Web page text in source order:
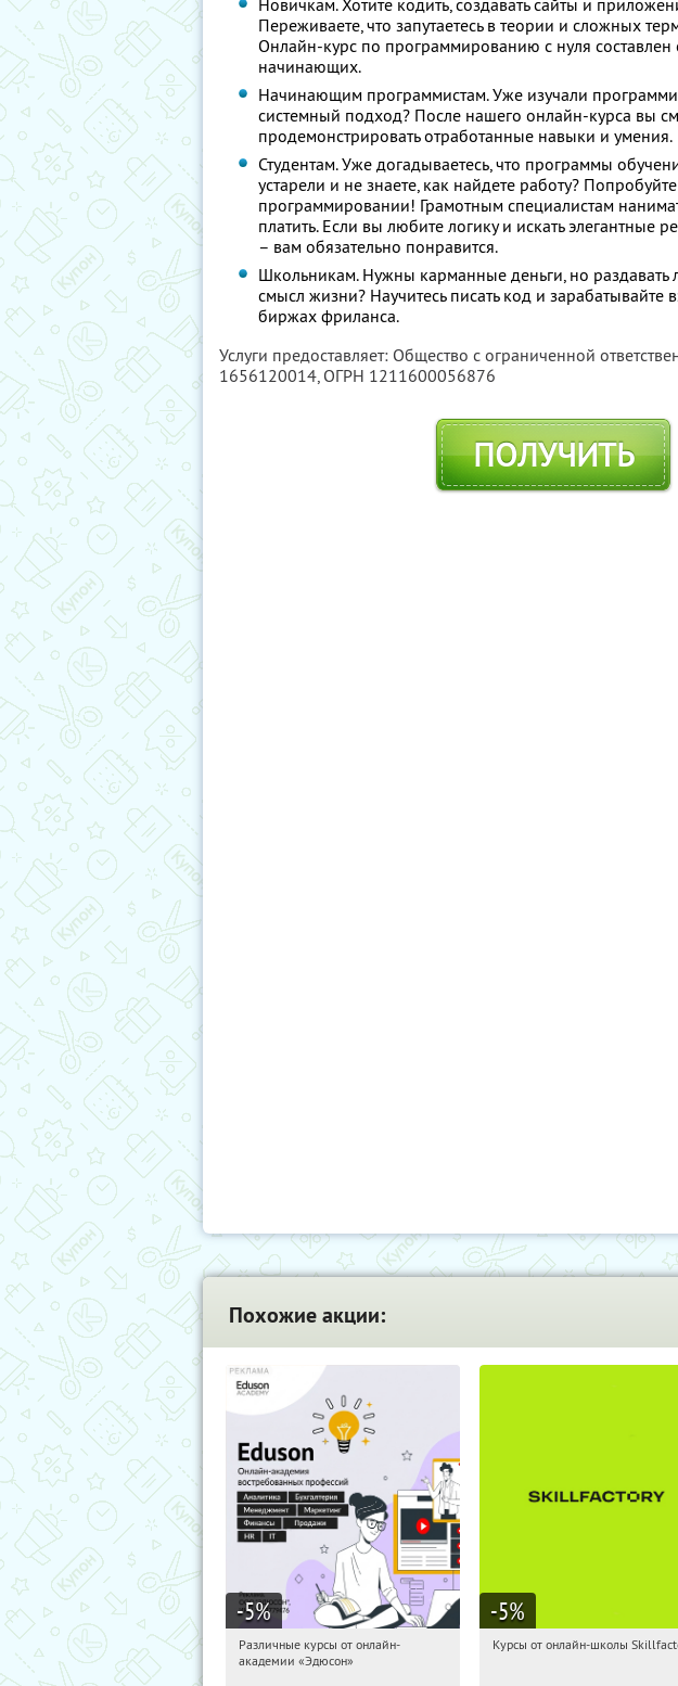
Новичкам. Хотите кодить, создавать сайты и
Переживаете, что запутаетесь в теории и сложных
Онлайн-курс по программированию с нуля составлен
начинающих.
Начинающим программистам. Уже изучали
системный подход? После нашего онлайн-курса вы
продемонстрировать отработанные навыки и умения.
Студентам. Уже догадываетесь, что программы
устарели и не знаете, как найдете работу?
программировании! Грамотным специалистам
платить. Если вы любите логику и искать элегантные
– вам обязательно понравится.
Школьникам. Нужны карманные деньги, но раздавать
смысл жизни? Научитесь писать код и зарабатывайте
биржах фриланса.
Услуги предоставляет: Общество с ограниченной
1656120014, ОГРН 1211600056876
ПОЛУЧИТЬ
Похожие акции:
-5%
08:18:16 Получили:
Различные курсы от онлайн-
академии «Эдюсон»
-5%
08:18:16
Получи
Курсы от онлайн-школы